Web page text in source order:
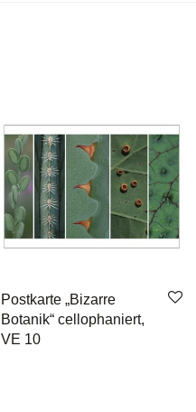
Postkarte „Bizarre
Botanik“ cellophaniert,
VE 10